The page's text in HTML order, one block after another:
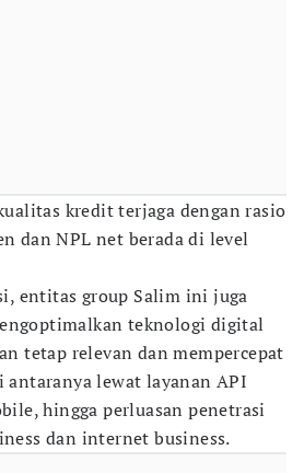
kredit terjaga dengan rasio
dan NPL net berada di level
entitas group Salim ini juga
teknologi digital
tetap relevan dan mempercepat
lewat layanan API
hingga perluasan penetrasi
dan internet business.